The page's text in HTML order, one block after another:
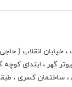
خيابان انقلاب ( حاجی
گهر ، ابتدای كوچه
ساختمان كسری ،